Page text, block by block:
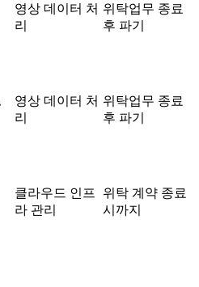
영상 데이터 처
리
위탁업무 종료
후 파기
영상 데이터 처
리
위탁업무 종료
후 파기
클라우드 인프
라 관리
위탁 계약 종료
시까지